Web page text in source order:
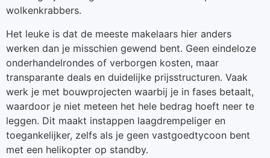
wolkenkrabbers.
Het leuke is dat de meeste makelaars hier anders
werken dan je misschien gewend bent. Geen eindeloze
onderhandelrondes of verborgen kosten, maar
transparante deals en duidelijke prijsstructuren. Vaak
werk je met bouwprojecten waarbij je in fases betaalt,
waardoor je niet meteen het hele bedrag hoeft neer te
leggen. Dit maakt instappen laagdrempeliger en
toegankelijker, zelfs als je geen vastgoedtycoon bent
met een helikopter op standby.